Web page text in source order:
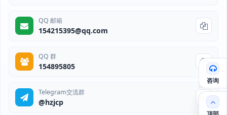
QQ 邮箱
154215395@qq.com
QQ 群
154895805
Telegram交流群
@hzjcp
咨询